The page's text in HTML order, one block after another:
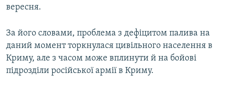
вересня.
За його словами, проблема з дефіцитом палива на
даний момент торкнулася цивільного населення в
Криму, але з часом може вплинути й на бойові
підрозділи російської армії в Криму.